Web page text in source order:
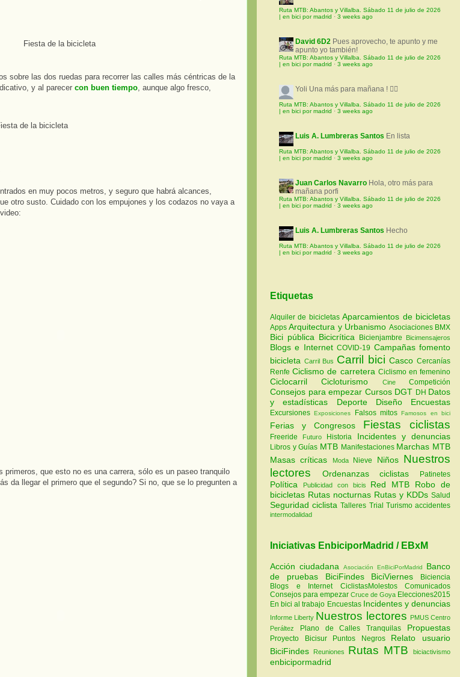
sobre las dos ruedas para recorrer las calles más céntricas de la
y al parecer con buen tiempo , aunque algo fresco,
en muy pocos metros, y seguro que habrá alcances,
otro susto. Cuidado con los empujones y los codazos no vaya a
primeros, que esto no es una carrera, sólo es un paseo tranquilo
da llegar el primero que el segundo? Si no, que se lo pregunten a
Ruta MTB: Abantos y Villalba. Sábado 11 de julio de 2026
| en bici por madrid · 3 weeks ago
David 6D2 Pues aprovecho, te apunto y me
apunto yo también!
Ruta MTB: Abantos y Villalba. Sábado 11 de julio de 2026
| en bici por madrid · 3 weeks ago
Yoli Una más para mañana ! 🚵‍♀️
Ruta MTB: Abantos y Villalba. Sábado 11 de julio de 2026
| en bici por madrid · 3 weeks ago
Luis A. Lumbreras Santos En lista
Ruta MTB: Abantos y Villalba. Sábado 11 de julio de 2026
| en bici por madrid · 3 weeks ago
Juan Carlos Navarro Hola, otro más para
mañana porfi
Ruta MTB: Abantos y Villalba. Sábado 11 de julio de 2026
| en bici por madrid · 3 weeks ago
Luis A. Lumbreras Santos Hecho
Ruta MTB: Abantos y Villalba. Sábado 11 de julio de 2026
| en bici por madrid · 3 weeks ago
Etiquetas
Alquiler de bicicletasAparcamientos de bicicletas
AppsArquitectura y Urbanismo Asociaciones BMX
Bici pública Bicicrítica Bicienjambre Bicimensajeros
Blogs e InternetCOVID-19 Campañas fomento
bicicleta Carril Bus Carril biciCascoCercanías
RenfeCiclismo de carretera Ciclismo en femenino
CiclocarrilCicloturismo CineCompetición
Consejos para empezar Cursos DGT DH Datos
y estadísticas Deporte Diseño Encuestas
ExcursionesExposiciones Falsos mitosFamosos en bici
Ferias y Congresos Fiestas ciclistas
Freeride Futuro Historia Incidentes y denuncias
Libros y Guías MTB Manifestaciones Marchas MTB
Masas críticas
Moda Nieve Niños Nuestros
lectores
Ordenanzas ciclistas Patinetes
Política Publicidad con bicis Red MTB Robo de
bicicletas Rutas nocturnas Rutas y KDDs Salud
Seguridad ciclistaTalleres Trial Turismoaccidentes
intermodalidad
Iniciativas EnbiciporMadrid / EBxM
Acción ciudadana Asociación EnBiciPorMadrid
Banco
de pruebas
BiciFindes BiciViernes
Biciencia
Blogs e Internet
CiclistasMolestos
Comunicados
Consejos para empezar Cruce de Goya Elecciones2015
En bici al trabajo Encuestas Incidentes y denuncias
Informe Liberty Nuestros lectores
PMUS Centro
Peráltez
Plano de Calles Tranquilas Propuestas
Proyecto Bicisur Puntos Negros
Relato usuario
BiciFindes
Reuniones Rutas MTB biciactivismo
enbicipormadrid